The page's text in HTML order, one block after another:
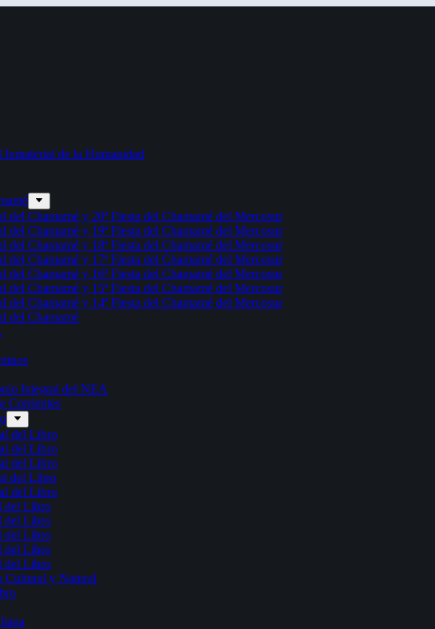
de la Humanidad
del Chamamé y 20ª Fiesta del Chamamé del Mercosur
del Chamamé y 19ª Fiesta del Chamamé del Mercosur
del Chamamé y 18ª Fiesta del Chamamé del Mercosur
del Chamamé y 17ª Fiesta del Chamamé del Mercosur
del Chamamé y 16ª Fiesta del Chamamé del Mercosur
del Chamamé y 15ª Fiesta del Chamamé del Mercosur
del Chamamé y 14ª Fiesta del Chamamé del Mercosur
del Chamamé
Integral del NEA
Corrientes
del Libro
del Libro
del Libro
del Libro
del Libro
del Libro
del Libro
del Libro
del Libro
del Libro
Cultural y Natural